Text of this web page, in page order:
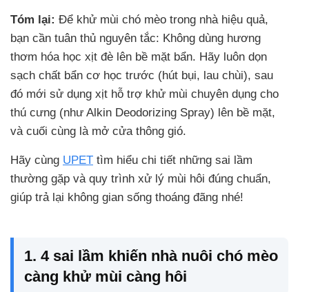
Tóm lại: Để khử mùi chó mèo trong nhà hiệu quả,
bạn cần tuân thủ nguyên tắc: Không dùng hương
thơm hóa học xịt đè lên bề mặt bẩn. Hãy luôn dọn
sạch chất bẩn cơ học trước (hút bụi, lau chùi), sau
đó mới sử dụng xịt hỗ trợ khử mùi chuyên dụng cho
thú cưng (như Alkin Deodorizing Spray) lên bề mặt,
và cuối cùng là mở cửa thông gió.
Hãy cùng UPET tìm hiểu chi tiết những sai lầm
thường gặp và quy trình xử lý mùi hôi đúng chuẩn,
giúp trả lại không gian sống thoáng đãng nhé!
1. 4 sai lầm khiến nhà nuôi chó mèo
càng khử mùi càng hôi